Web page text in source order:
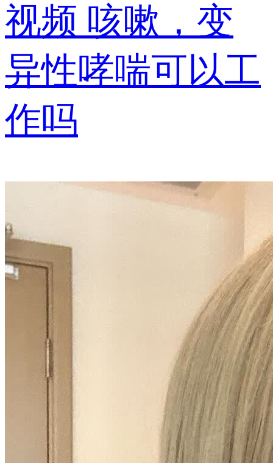
视频 咳嗽，变
异性哮喘可以工
作吗